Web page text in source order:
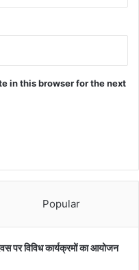
in this browser for the next
Popular
पर विविध कार्यक्रमों का आयोजन